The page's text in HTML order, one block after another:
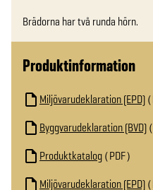
Brädorna har två runda hörn.
Produktinformation
Miljövarudeklaration (EPD)
Byggvarudeklaration (BVD)
Produktkatalog PDF
Miljövarudeklaration (EPD)